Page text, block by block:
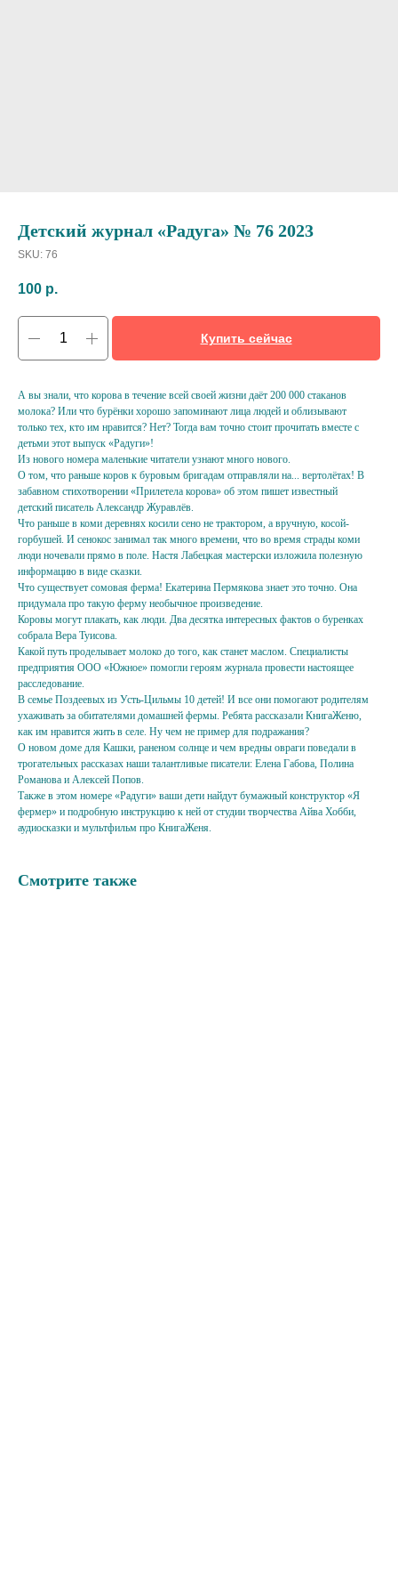
Детский журнал «Радуга» № 76 2023
SKU: 76
100 р.
Купить сейчас
А вы знали, что корова в течение всей своей жизни даёт 200 000 стаканов
молока? Или что бурёнки хорошо запоминают лица людей и облизывают
только тех, кто им нравится? Нет? Тогда вам точно стоит прочитать вместе с
детьми этот выпуск «Радуги»!
Из нового номера маленькие читатели узнают много нового.
О том, что раньше коров к буровым бригадам отправляли на... вертолётах! В
забавном стихотворении «Прилетела корова» об этом пишет известный
детский писатель Александр Журавлёв.
Что раньше в коми деревнях косили сено не трактором, а вручную, косой-
горбушей. И сенокос занимал так много времени, что во время страды коми
люди ночевали прямо в поле. Настя Лабецкая мастерски изложила полезную
информацию в виде сказки.
Что существует сомовая ферма! Екатерина Пермякова знает это точно. Она
придумала про такую ферму необычное произведение.
Коровы могут плакать, как люди. Два десятка интересных фактов о буренках
собрала Вера Туисова.
Какой путь проделывает молоко до того, как станет маслом. Специалисты
предприятия ООО «Южное» помогли героям журнала провести настоящее
расследование.
В семье Поздеевых из Усть-Цильмы 10 детей! И все они помогают родителям
ухаживать за обитателями домашней фермы. Ребята рассказали КнигаЖеню,
как им нравится жить в селе. Ну чем не пример для подражания?
О новом доме для Кашки, раненом солнце и чем вредны овраги поведали в
трогательных рассказах наши талантливые писатели: Елена Габова, Полина
Романова и Алексей Попов.
Также в этом номере «Радуги» ваши дети найдут бумажный конструктор «Я
фермер» и подробную инструкцию к ней от студии творчества Айва Хобби,
аудиосказки и мультфильм про КнигаЖеня.
Смотрите также